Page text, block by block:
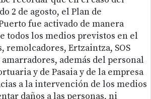
2 de agosto, el Plan de
fue activado de manera
todos los medios previstos en el
remolcadores, Ertzaintza, SOS
además del personal
y de Pasaia y de la empresa
a la intervención de los medios
daños a las personas, ni